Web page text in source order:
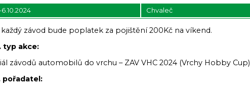
6.10.2024
Chvaleč
každý závod bude poplatek za pojištění 200Kč na víkend.
typ akce:
závodů automobilů do vrchu – ZAV VHC 2024 (Vrchy Hobby Cup)
pořadatel: